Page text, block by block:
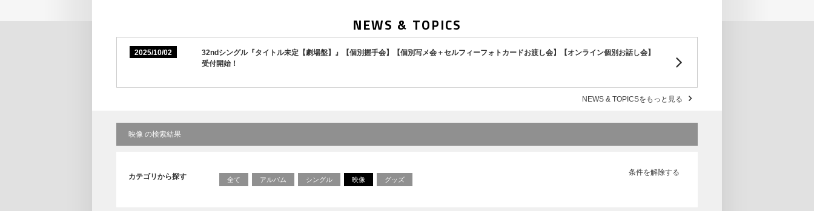
NEWS & TOPICS
2025/10/02
32ndシングル『タイトル未定【劇場盤】』【個別握手会】【個別写メ会＋セルフィーフォトカードお渡し会】【オンライン個別お話し会】
受付開始！
NEWS & TOPICSをもっと見る
映像 の検索結果
条件を解除する
カテゴリから探す 全て アルバム シングル 映像 グッズ